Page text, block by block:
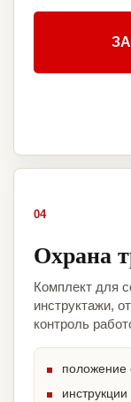
04
Охрана
Комплект для
инструктажи,
контроль
положение